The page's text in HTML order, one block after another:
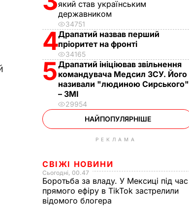
який став українським
державником
34751
4Драпатий назвав перший
пріоритет на фронті
34165
5Драпатий ініціював звільнення
командувача Медсил ЗСУ. Його
називали "людиною Сирського"
– ЗМІ
29954
НАЙПОПУЛЯРНІШЕ
РЕКЛАМА
СВІЖІ НОВИНИ
Сьогодні, 00.47
Боротьба за владу. У Мексиці під час
прямого ефіру в TikTok застрелили
відомого блогера